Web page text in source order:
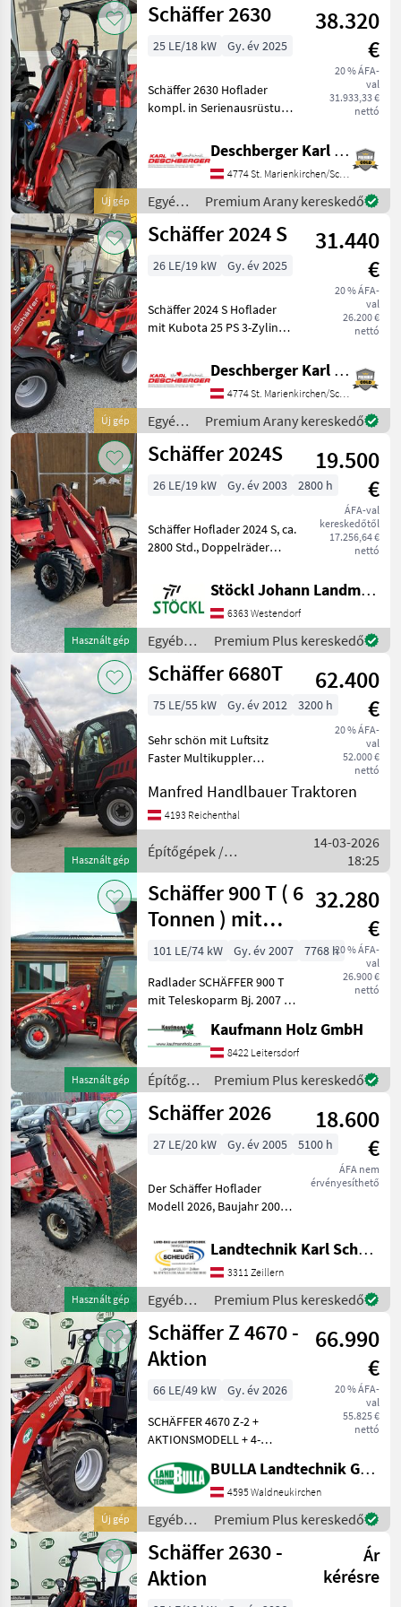
erőgépek
Schäffer
Új gép
Schäffer 2630
38.320
€
20 % ÁFA-
val
31.933,33 €
nettó
25 LE/18 kW Gy. év 2025
Schäffer 2630 Hoflader
kompl. in Serienausrüstung
Zylinder-Dieselmotor
(D1703 M-Di),
hydrostatischer
Allradantrieb mit
Gelenkwelle und
automotiver
Deschberger Karl Landtechnik GesmbH & Co KG
4774 St. Marienkirchen/Schärding
Egyéb
mezőgazdasági
erőgépek
Schäffer
Premium Arany kereskedő
Új gép
Schäffer 2024 S
31.440
€
20 % ÁFA-
val
26.200 €
nettó
26 LE/19 kW Gy. év 2025
Schäffer 2024 S Hoflader
mit Kubota 25 PS 3-Zylinder
hydraulischer Allradantrieb
mit Fahrpedal, Ölkühler,
Rückhaltesystem, Original
Schäffer-Ac
Deschberger Karl Landtechnik GesmbH & Co KG
4774 St. Marienkirchen/Schärding
Egyéb
mezőgazdasági
erőgépek
Schäffer
Premium Arany kereskedő
Használt gép
Schäffer 2024S
19.500
€
ÁFA-val
kereskedőtől
17.256,64 €
nettó
26 LE/19 kW Gy. év 2003 2800 h
Schäffer Hoflader 2024 S, ca.
2800 Std., Doppelräder
Zusatzgewichtsplatten
hinten, Krokodilzange, (A)
Pót-hidraulikakör,
Gyorsváltó-keretek Egyéb
mezőgazdasági
Stöckl Johann Landmaschinen GesmbH & Co KG
6363 Westendorf
Egyéb
mezőgazdasági
erőgépek
Schäffer
Premium Plus kereskedő
Használt gép
Schäffer 6680T
62.400
€
20 % ÁFA-
val
52.000 €
nettó
75 LE/55 kW Gy. év 2012 3200 h
Sehr schön mit Luftsitz
Faster Multikuppler
umbereifung Gesamthöhe
239 cm Hubhöhe 5 m
Werkzeuge nach Bedarf
lagernd Építőgépek
Manfred Handlbauer Traktoren
4193 Reichenthal
Építőgépek /
Schäffer
14-03-2026
18:25
Használt gép
Schäffer 900 T ( 6
Tonnen ) mit
Teleskoparm
32.280
€
20 % ÁFA-
val
26.900 €
nettó
101 LE/74 kW Gy. év 2007
7768 h
Radlader SCHÄFFER 900 T
mit Teleskoparm Bj. 2007 lt.
Tonnen Eigengewicht 2
Stufen Hydrostat 35km/h
74 KW Deutz Motor 5, 25
Meter
Kaufmann Holz GmbH
8422 Leitersdorf
Építőgépek
/
Schäffer
Premium Plus kereskedő
Használt gép
Schäffer 2026
18.600
€
ÁFA nem
érvényesíthető
27 LE/20 kW Gy. év 2005 5100 h
Der Schäffer Hoflader
Modell 2026, Baujahr 2005,
robustes Arbeitsgerät, das
sich ideal für verschiedene
landwirtschaftliche und
bauliche Anw
Landtechnik Karl Scheuch
3311 Zeillern
Egyéb
mezőgazdasági
erőgépek
/
Schäffer
Premium Plus kereskedő
Új gép
Schäffer Z 4670 -
Aktion
66.990
€
20 % ÁFA-
val
55.825 €
nettó
66 LE/49 kW
Gy. év 2026
SCHÄFFER 4670 Z-2 +
AKTIONSMODELL + 4-
Kubota mit 66 PS +
Hydrostatischer
Allradantrieb mit
automotiver Steuerung +
Hochdruck-Antrieb HD-plus
BULLA Landtechnik GmbH
4595 Waldneukirchen
Egyéb
mezőgazdasági
erőgépek
/
Schäffer
Premium Plus kereskedő
Schäffer 2630 -
Aktion
Ár
kérésre